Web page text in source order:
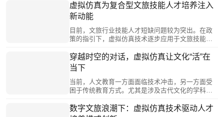
数字化转型。通过虚拟仿真技术，构建高保真3D文
化场景，对全国各地的文化遗产、博物馆、历史街
区实现毫米级还原，并参照现实数据模拟光照、季
节、人流等多种动态变量。为学生提供了丰富的教
学场景与充足的实训机会，让理论教学与实践教学
虚拟仿真为复合型文旅技能人才培养注入
新动能
目前，文旅行业技能人才短缺问题较为突出。在政
策的指引下，虚拟仿真技术逐步应用于文旅技能人
养方式。文旅技能专业虚拟仿真实训教学运用现代
信息技术，从教学内容、教学方式、教学管理等方
面对传统实践教学进行创新，可以有效解决传统实
践教学高成本、高风险、现实不可逆等问题，推动
了培训模式从“理论灌输”向“实践赋能”的转变。
穿越时空的对话，虚拟仿真让文化“活”在
当下
当前，人文教育一方面面临技术冲击，另一方面受
困于传统教育方式。尤其是涉及古代文化的学科教
践场景的时空限制更让知行合一沦为空谈。恒点的
数字文旅浪潮下：虚拟仿真技术驱动人才